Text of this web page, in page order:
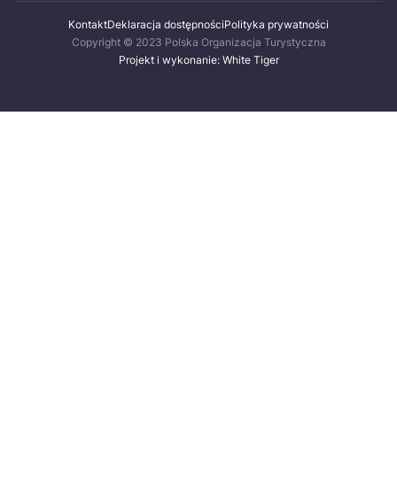
KontaktDeklaracja dostępnościPolityka prywatności
Copyright © 2023 Polska Organizacja Turystyczna
Projekt i wykonanie: White Tiger